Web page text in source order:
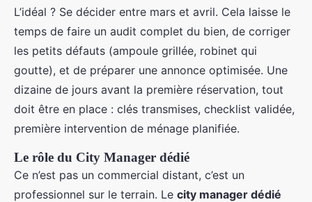
L’idéal ? Se décider entre mars et avril. Cela laisse le
temps de faire un audit complet du bien, de corriger
les petits défauts (ampoule grillée, robinet qui
goutte), et de préparer une annonce optimisée. Une
dizaine de jours avant la première réservation, tout
doit être en place : clés transmises, checklist validée,
première intervention de ménage planifiée.
Le rôle du City Manager dédié
Ce n’est pas un commercial distant, c’est un
professionnel sur le terrain. Le city manager dédié